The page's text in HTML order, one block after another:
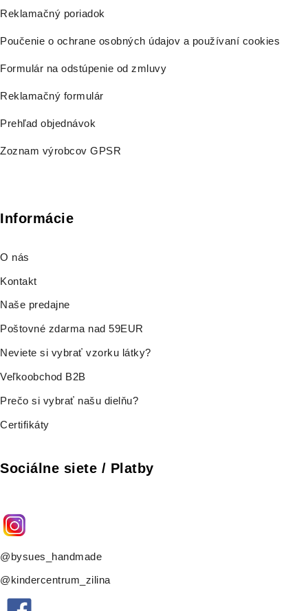
Reklamačný poriadok
Poučenie o ochrane osobných údajov a používaní cookies
Formulár na odstúpenie od zmluvy
Reklamačný formulár
Prehľad objednávok
Zoznam výrobcov GPSR
Informácie
O nás
Kontakt
Naše predajne
Poštovné zdarma nad 59EUR
Neviete si vybrať vzorku látky?
Veľkoobchod B2B
Prečo si vybrať našu dielňu?
Certifikáty
Sociálne siete / Platby
@bysues_handmade
@kindercentrum_zilina